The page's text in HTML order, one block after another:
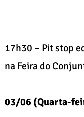
17h30 – Pit stop
na Feira do
03/06 (Quarta-